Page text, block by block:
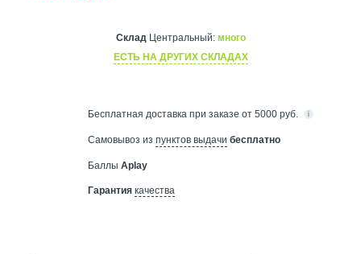
СкладЦентральный: много
ЕСТЬ НА ДРУГИХ СКЛАДАХ
Бесплатная доставка при заказе от 5000 руб.
Самовывоз из пунктов выдачи бесплатно
Баллы Aplay
Гарантия качества